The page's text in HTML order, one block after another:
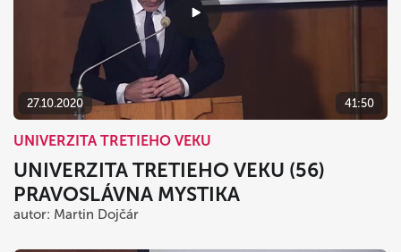
27.10.2020 41:50
UNIVERZITA TRETIEHO VEKU
UNIVERZITA TRETIEHO VEKU (56)
PRAVOSLÁVNA MYSTIKA
autor: Martin Dojčár